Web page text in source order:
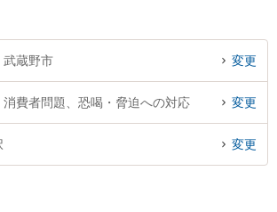
武蔵野市 変更
消費者問題、恐喝・脅迫への対応 変更
変更